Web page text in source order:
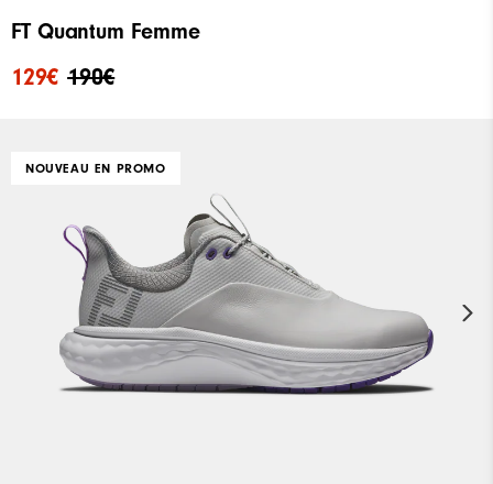
FT Quantum Femme
190€
129€
NOUVEAU EN PROMO